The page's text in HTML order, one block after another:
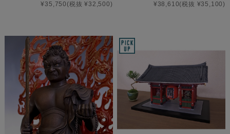
¥35,750 (税抜 ¥32,500) ¥38,610(税抜 ¥35,100)